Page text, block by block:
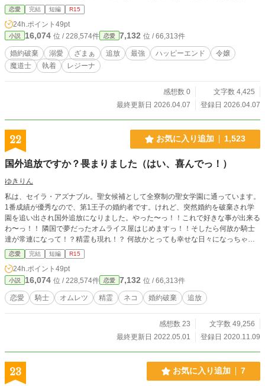
ゴミ（家族）が再び現れて……。 「――『極夜の王（アビス・レイズ）』」 世
界を闇に沈める最強の魔導師として、私を笑った者たちに絶望を。 執着心たっ
ぷりの王子と共に、最強の二人が世界を塗り替える！
恋愛 完結 短編 R15
24h.ポイント 49pt
小説 16,074 位 / 228,574件 恋愛 7,132 位 / 66,313件
婚約破棄 溺愛 ざまぁ 追放 最強 ハッピーエンド
令嬢
魔道士
執着 レジーナ
感想数 0
文字数 4,425
最終更新日 2026.04.07
登録日 2026.04.07
22 お気に入り追加 1,523
国外追放ですか？畏まりました（はい、喜んでっ！）
ゆきりん
私は、セイラ・アズナブル。聖女候補として全寮制の聖女学園に通っています。
1番成績が優秀なので、第1王子の婚約者です。けれど、突然婚約を破棄され学
園を追い出され国外追放になりました。やった〜っ！！これで好きな事が出来る
わ〜っ！！ 隣国で夢だったオムライス屋はじめますっ！！そしたら何故か騎士
達が常連になって！？精霊も現れ！？ 何故かとっても幸せな日々になっちゃい
ます。
恋愛 完結 短編 R15
24h.ポイント 49pt
小説 16,074 位 / 228,574件 恋愛 7,132 位 / 66,313件
恋愛 騎士 オムレツ 精霊 ネコ 婚約破棄 追放
感想数 23
文字数 49,256
最終更新日 2022.05.01
登録日 2020.11.09
23 お気に入り追加 7